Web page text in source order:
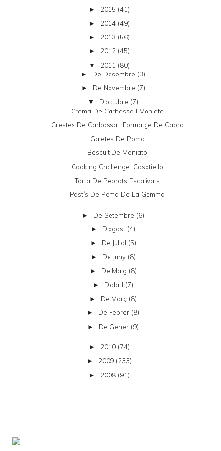
► 2015 (41)
► 2014 (49)
► 2013 (56)
► 2012 (45)
▼ 2011 (80)
► De Desembre (3)
► De Novembre (7)
▼ D’octubre (7)
Crema De Carbassa I Moniato
Crestes De Carbassa I Formatge De Cabra
Galetes De Poma
Bescuit De Moniato
Cooking Challenge: Casatiello
Tarta De Pebrots Escalivats
Pastís De Poma De La Gemma
► De Setembre (6)
► D’agost (4)
► De Juliol (5)
► De Juny (8)
► De Maig (8)
► D’abril (7)
► De Març (8)
► De Febrer (8)
► De Gener (9)
► 2010 (74)
► 2009 (233)
► 2008 (91)